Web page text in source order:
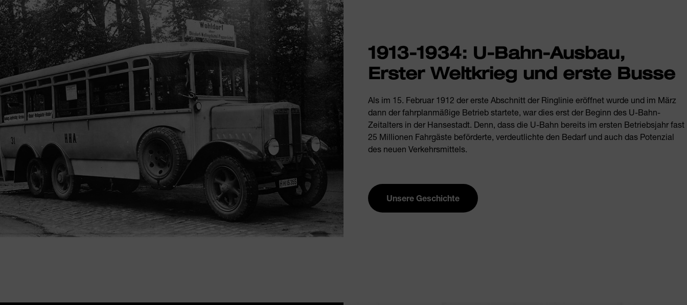
1913-1934: U-Bahn-Ausbau,
Erster Weltkrieg und erste Busse
Als im 15. Februar 1912 der erste Abschnitt der Ringlinie eröffnet wurde und im März
dann der fahrplanmäßige Betrieb startete, war dies erst der Beginn des U-Bahn-
Zeitalters in der Hansestadt. Denn, dass die U-Bahn bereits im ersten Betriebsjahr fast
25 Millionen Fahrgäste beförderte, verdeutlichte den Bedarf und auch das Potenzial
des neuen Verkehrsmittels.
Unsere Geschichte